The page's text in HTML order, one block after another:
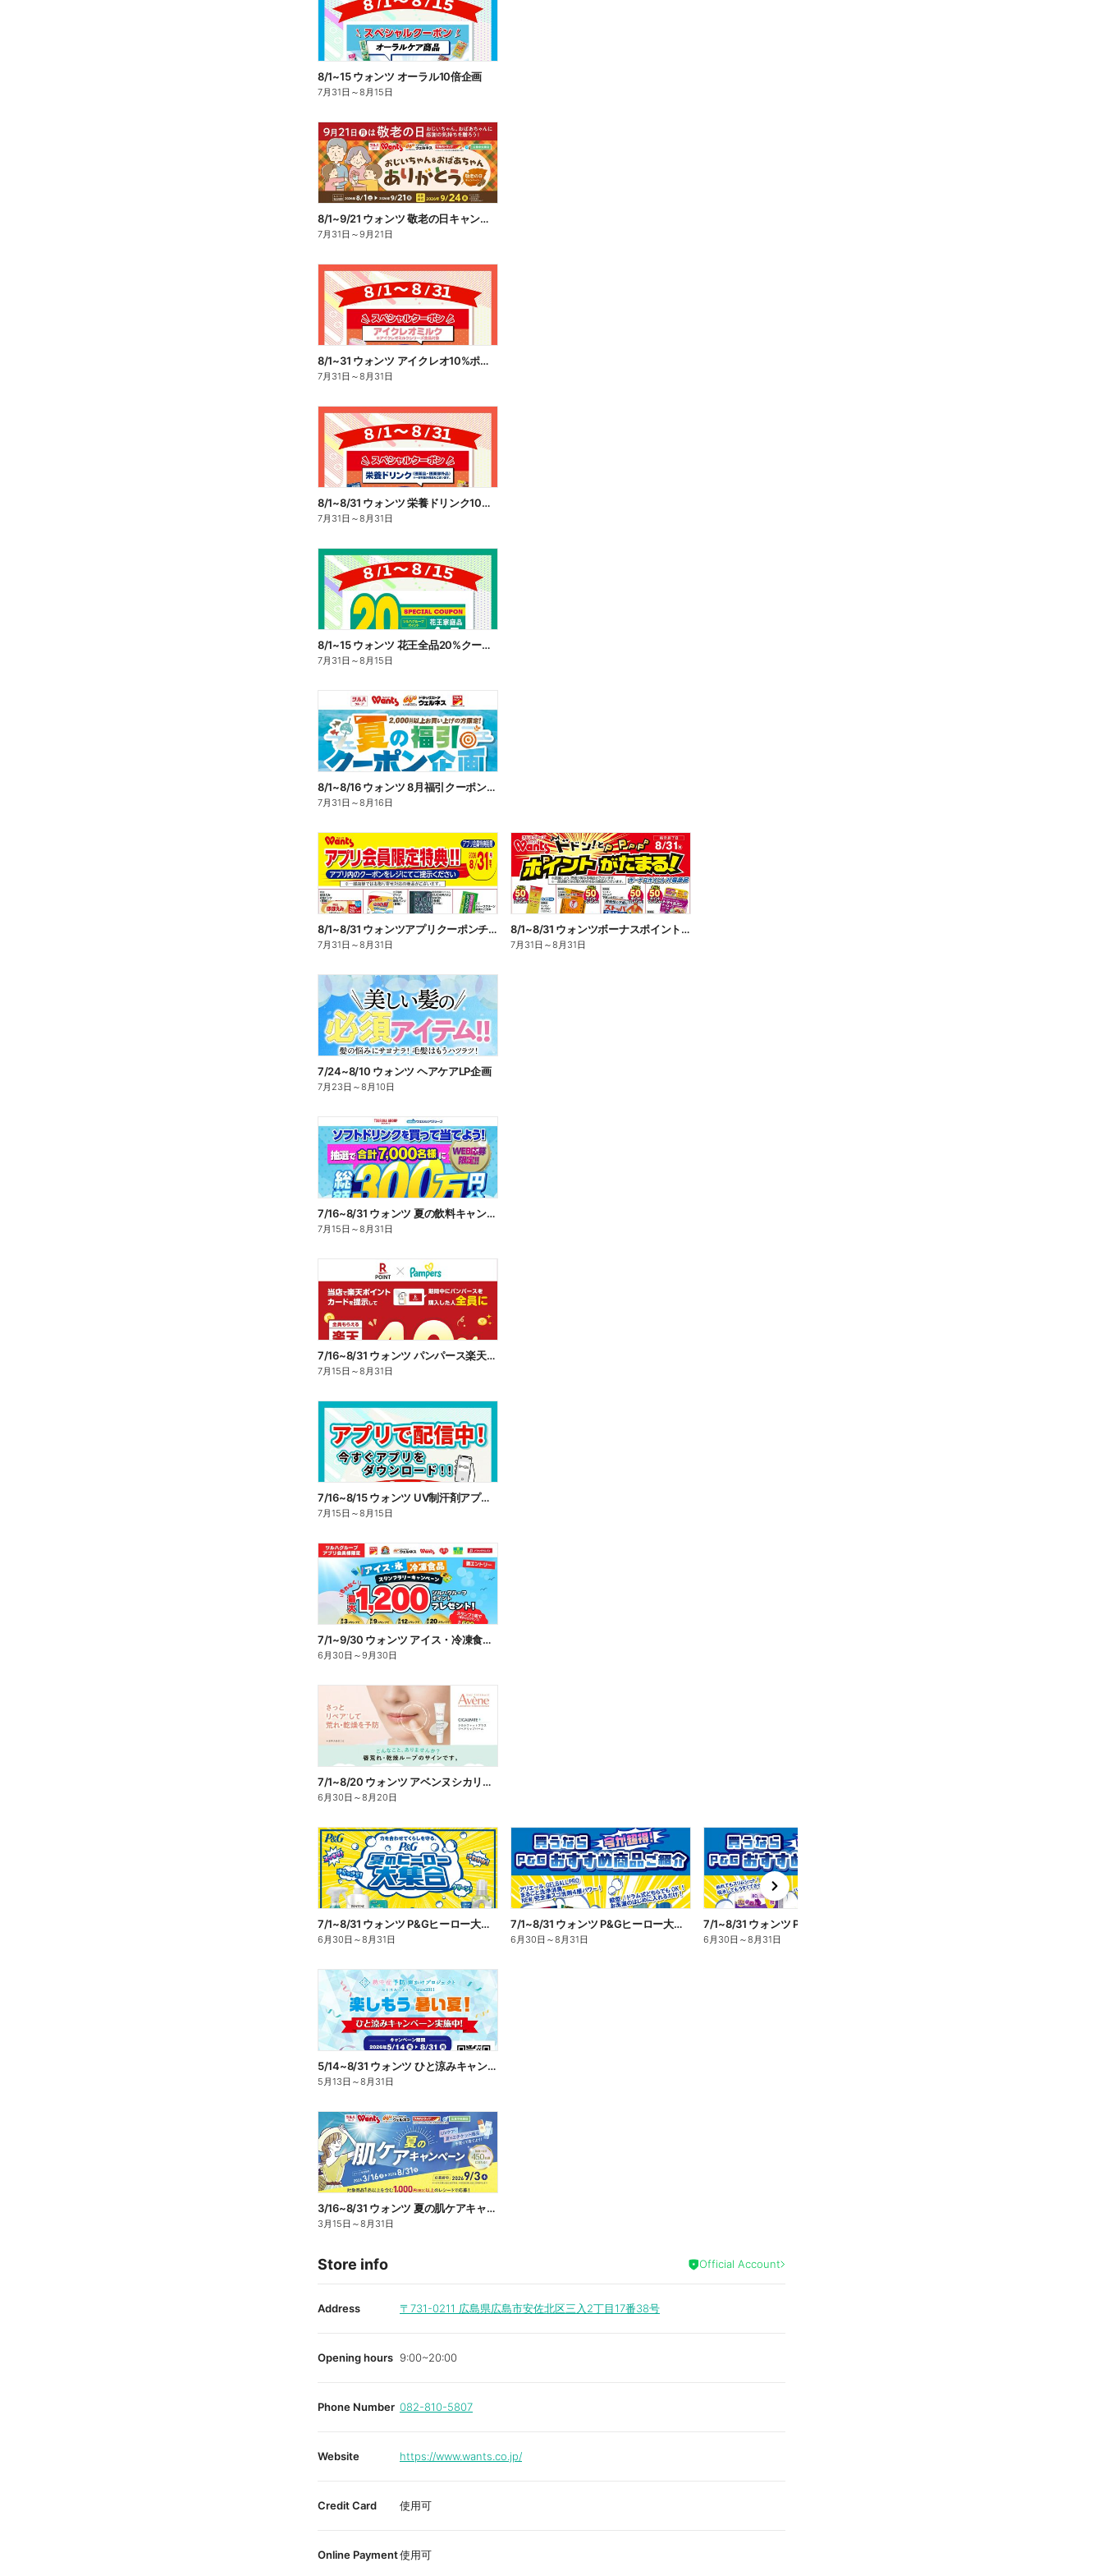
8/1~15 ウォンツ オーラル10倍企画
7月31日 ～8月15日
8/1~9/21 ウォンツ 敬老の日キャンペーン
7月31日 ～9月21日
8/1~31 ウォンツ アイクレオ10%ポイント還元
7月31日 ～8月31日
8/1~8/31 ウォンツ 栄養ドリンク10%ポイント還元
7月31日 ～8月31日
8/1~15 ウォンツ 花王全品20%クーポン
7月31日 ～8月15日
8/1~8/16 ウォンツ 8月福引クーポン企画
7月31日 ～8月16日
8/1~8/31 ウォンツアプリクーポンチラシ
7月31日 ～8月31日
8/1~8/31 ウォンツボーナスポイントチラシ
7月31日 ～8月31日
7/24~8/10 ウォンツ ヘアケアLP企画
7月23日 ～8月10日
7/16~8/31 ウォンツ 夏の飲料キャンペーン
7月15日 ～8月31日
7/16~8/31 ウォンツ パンパース楽天ポイント還元企画
7月15日 ～8月31日
7/16~8/15 ウォンツ UV制汗剤アプリ企画
7月15日 ～8月15日
7/1~9/30 ウォンツ アイス・冷凍食品スタンプラリーキャンペーン企
6月30日 ～9月30日
7/1~8/20 ウォンツ アベンヌシカリップ予約
6月30日 ～8月20日
7/1~8/31 ウォンツ P&Gヒーロー大集合キャンペーン企画ー1
6月30日 ～8月31日
7/1~8/31 ウォンツ P&Gヒーロー大集合キャンペーン企画ー2
6月30日 ～8月31日 6月30日 ～8月31日
n
e
x
t
5/14~8/31 ウォンツ ひと涼みキャンペーン
5月13日 ～8月31日
3/16~8/31 ウォンツ 夏の肌ケアキャンペーン
3月15日 ～8月31日
Store info Official Account
Address 〒731-0211 広島県広島市安佐北区三入2丁目17番38号
Opening hours 9:00~20:00
Phone Number 082-810-5807
Website https://www.wants.co.jp/
Credit Card 使用可
Online Payment使用可